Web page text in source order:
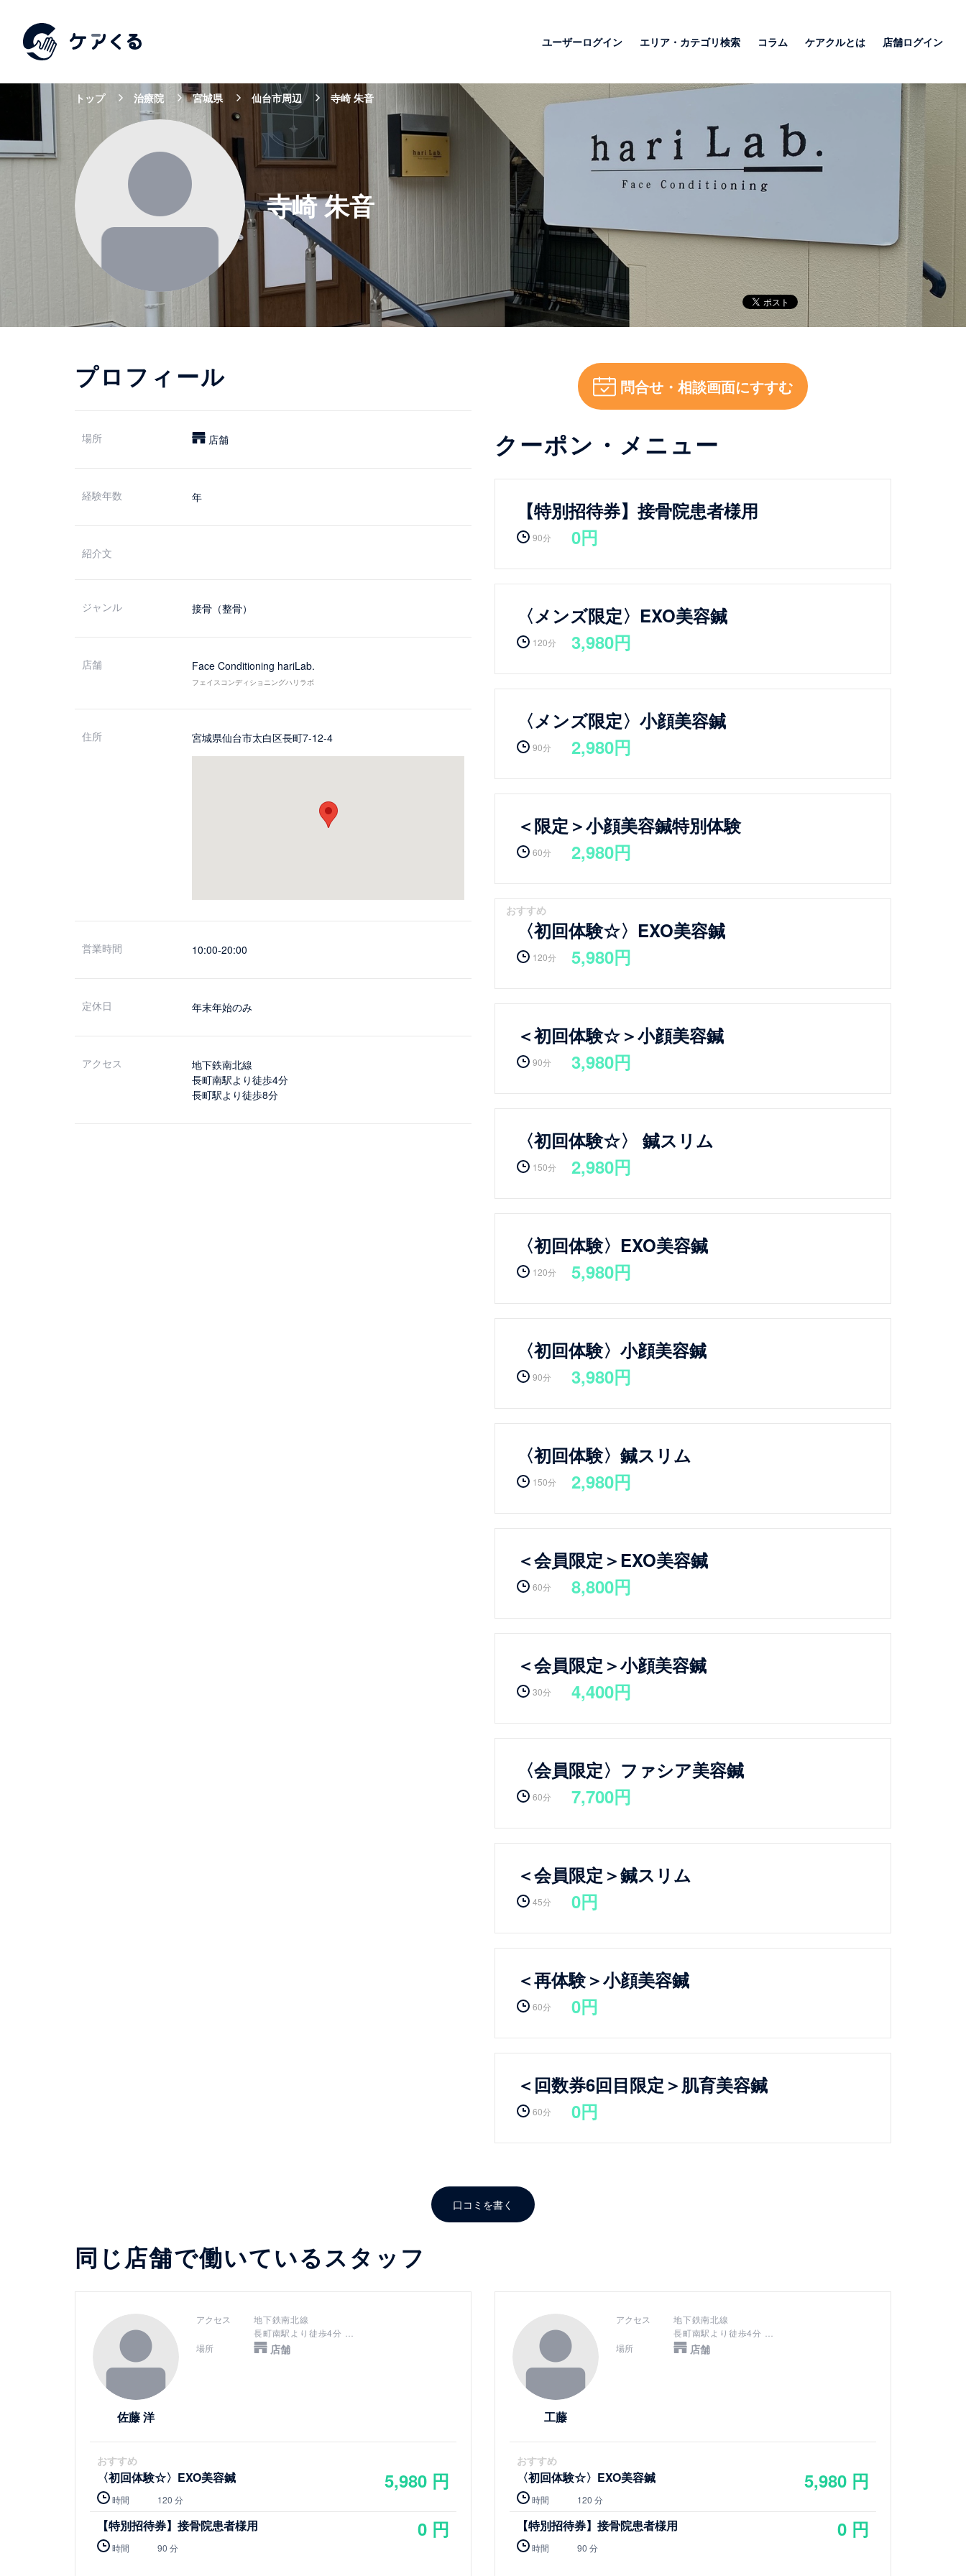
ユーザーログイン エリア・カテゴリ検索 コラム ケアクルとは 店舗ログイン
トップ 治療院 宮城県 仙台市周辺 寺崎 朱音
寺崎 朱音
プロフィール
場所 店舗
経験年数 年
紹介文
ジャンル 接骨（整骨）
店舗 Face Conditioning hariLab.
フェイスコンディショニングハリラボ
住所 宮城県仙台市太白区長町7-12-4
営業時間 10:00-20:00
定休日 年末年始のみ
アクセス
地下鉄南北線
長町南駅より徒歩4分
長町駅より徒歩8分
問合せ・相談画面にすすむ
クーポン・メニュー
【特別招待券】接骨院患者様用
90分 0円
〈メンズ限定〉EXO美容鍼
120分 3,980円
〈メンズ限定〉小顔美容鍼
90分 2,980円
＜限定＞小顔美容鍼特別体験
60分 2,980円
おすすめ
〈初回体験☆〉EXO美容鍼
120分 5,980円
＜初回体験☆＞小顔美容鍼
90分 3,980円
〈初回体験☆〉 鍼スリム
150分 2,980円
〈初回体験〉EXO美容鍼
120分 5,980円
〈初回体験〉小顔美容鍼
90分 3,980円
〈初回体験〉鍼スリム
150分 2,980円
＜会員限定＞EXO美容鍼
60分 8,800円
＜会員限定＞小顔美容鍼
30分 4,400円
〈会員限定〉ファシア美容鍼
60分 7,700円
＜会員限定＞鍼スリム
45分 0円
＜再体験＞小顔美容鍼
60分 0円
＜回数券6回目限定＞肌育美容鍼
60分 0円
口コミを書く
同じ店舗で働いているスタッフ
佐藤 洋
アクセス
地下鉄南北線
長町南駅より徒歩4分
長町駅より徒歩8分
場所 店舗
おすすめ
〈初回体験☆〉EXO美容鍼
時間 120 分
5,980 円
【特別招待券】接骨院患者様用
時間 90 分
0 円
工藤
アクセス
地下鉄南北線
長町南駅より徒歩4分
長町駅より徒歩8分
場所 店舗
おすすめ
〈初回体験☆〉EXO美容鍼
時間 120 分
5,980 円
【特別招待券】接骨院患者様用
時間 90 分
0 円